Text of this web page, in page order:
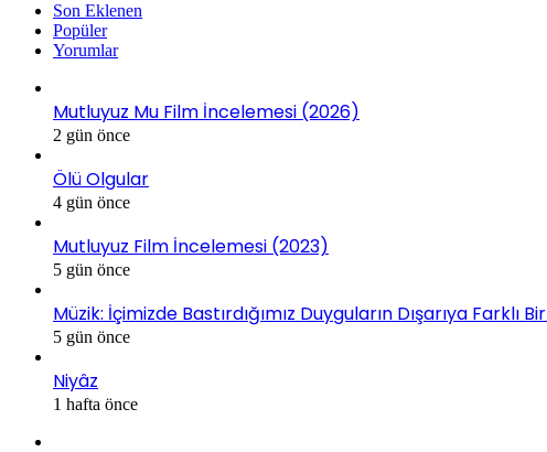
Son Eklenen
Popüler
Yorumlar
Mutluyuz Mu Film İncelemesi (2026)
2 gün önce
Ölü Olgular
4 gün önce
Mutluyuz Film İncelemesi (2023)
5 gün önce
Müzik: İçimizde Bastırdığımız Duyguların Dışarıya Farklı Bir
5 gün önce
Niyâz
1 hafta önce